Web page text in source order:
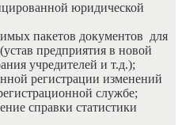
юридической
пакетов документов для
предприятия в новой
учредителей и т.д.);
регистрации изменений
службе;
справки статистики